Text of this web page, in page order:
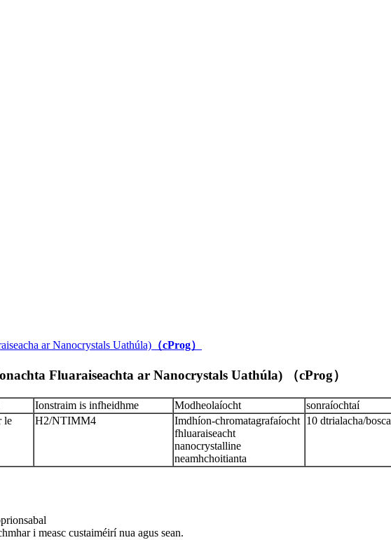
ar Nanocrystals Uathúla) （cProg）
Fluaraiseachta ar Nanocrystals Uathúla) （cProg）
Ionstraim is infheidhme Modheolaíocht sonraíochtaí
le
H2/NTIMM4
Imdhíon-chromatagrafaíocht
fhluaraiseacht
nanocrystalline
neamhchoitianta
10 dtrialacha/bosca
i measc custaiméirí nua agus sean.